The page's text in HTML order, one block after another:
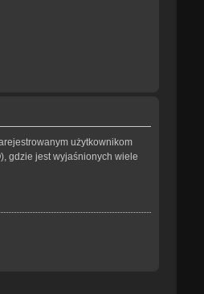
użytkownikom
gdzie jest wyjaśnionych wiele